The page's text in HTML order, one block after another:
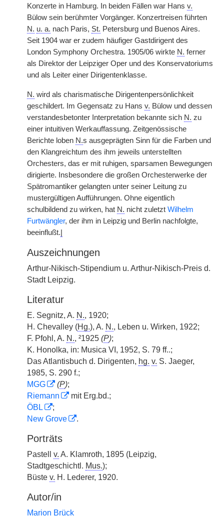
Konzerte in Hamburg. In beiden Fällen war Hans v.
Bülow sein berühmter Vorgänger. Konzertreisen führten
N. u. a. nach Paris, St. Petersburg und Buenos Aires.
Seit 1904 war er zudem häufiger Gastdirigent des
London Symphony Orchestra. 1905/06 wirkte N. ferner
als Direktor der Leipziger Oper und des Konservatoriums
und als Leiter einer Dirigentenklasse.
N. wird als charismatische Dirigentenpersönlichkeit
geschildert. Im Gegensatz zu Hans v. Bülow und dessen
verstandesbetonter Interpretation bekannte sich N. zu
einer intuitiven Werkauffassung. Zeitgenössische
Berichte loben N.s ausgeprägten Sinn für die Farben und
den Klangreichtum des ihm jeweils unterstellten
Orchesters, das er mit ruhigen, sparsamen Bewegungen
dirigierte. Insbesondere die großen Orchesterwerke der
Spätromantiker gelangten unter seiner Leitung zu
mustergültigen Aufführungen. Ohne eigentlich
schulbildend zu wirken, hat N. nicht zuletzt Wilhelm
Furtwängler, der ihm in Leipzig und Berlin nachfolgte,
beeinflußt.
Auszeichnungen
Arthur-Nikisch-Stipendium u. Arthur-Nikisch-Preis d.
Stadt Leipzig.
Literatur
E. Segnitz, A. N., 1920;
H. Chevalley (Hg.), A. N., Leben u. Wirken, 1922;
F. Pfohl, A. N., ²1925 (P);
K. Honolka, in: Musica VI, 1952, S. 79 ff..;
Das Atlantisbuch d. Dirigenten, hg. v. S. Jaeger,
1985, S. 290 f.;
MGG
(P);
Riemann
mit Erg.bd.;
ÖBL
;
New Grove
.
Porträts
Pastell v. A. Klamroth, 1895 (Leipzig,
Stadtgeschichtl. Mus.);
Büste v. H. Lederer, 1920.
Autor/in
Marion Brück